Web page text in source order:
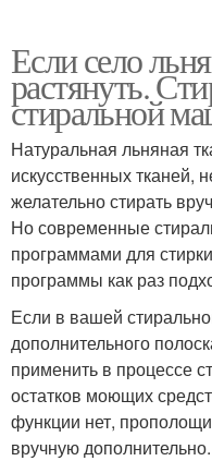
Если село
растянуть.
стиральной
Натуральная льняная
искусственных тканей,
желательно стирать
Но современные
программами для
программы как раз
Если в вашей
дополнительного
применить в процессе
остатков моющих
функции нет,
вручную дополнительно.